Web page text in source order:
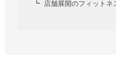
店舗展開のフィット